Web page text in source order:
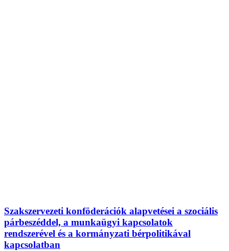
Szakszervezeti konföderációk alapvetései a szociális
párbeszéddel, a munkaügyi kapcsolatok
rendszerével és a kormányzati bérpolitikával
kapcsolatban